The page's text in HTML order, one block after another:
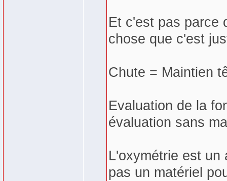
Et c'est pas parce
chose que c'est
Chute = Maintien
Evaluation de la
évaluation sans
L'oxymétrie est un
pas un matériel